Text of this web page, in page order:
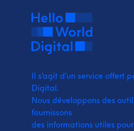
Il s'agit d'un service offert
Digital.
Nous développons des
fournissons
des informations utiles